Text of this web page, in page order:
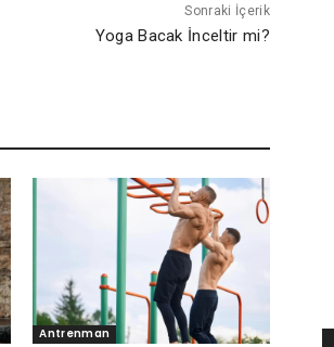
Sonraki İçerik
Yoga Bacak İnceltir mi?
Antrenman